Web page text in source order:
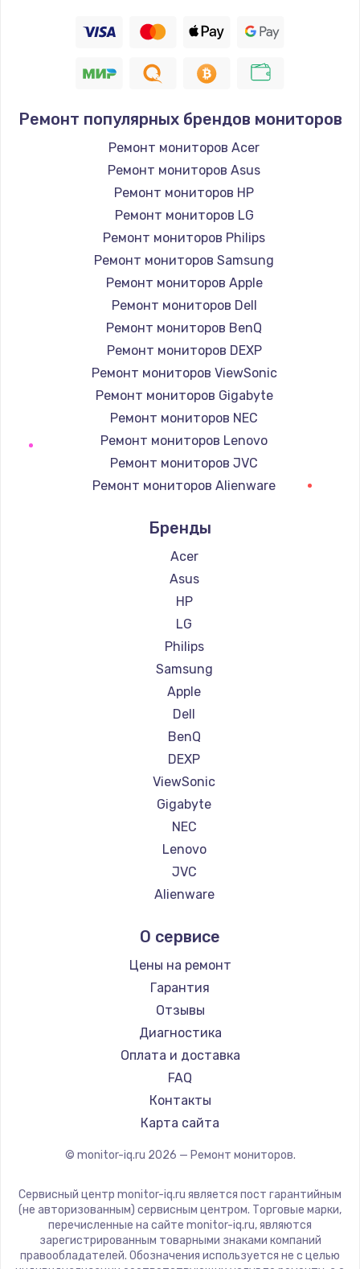
Настройка ОС
930 руб.
Чистка от пыли
1060 руб.
Заказать
Замена южного моста
1950 руб.
Заказать
Замена материнской платы
1730 руб.
Заказать
Ремонт популярных брендов мониторов
Ремонт мониторов Acer
Ремонт мониторов Asus
Ремонт мониторов HP
Ремонт мониторов LG
Ремонт мониторов Philips
Ремонт мониторов Samsung
Ремонт мониторов Apple
Ремонт мониторов Dell
Ремонт мониторов BenQ
Ремонт мониторов DEXP
Ремонт мониторов ViewSonic
Ремонт мониторов Gigabyte
Ремонт мониторов NEC
Ремонт мониторов Lenovo
Ремонт мониторов JVC
Ремонт мониторов Alienware
Ремонт мониторов Thunderobot
Ремонт мониторов Hisense
Ремонт мониторов АОС
Ремонт мониторов Ardor
Ремонт мониторов Machenike
Ремонт мониторов iru
Ремонт мониторов Titan Army
Ремонт мониторов iFFALCON
Ремонт мониторов Dahua
Бренды
Acer
Asus
HP
LG
Philips
Samsung
Apple
Dell
BenQ
DEXP
ViewSonic
Gigabyte
NEC
Lenovo
JVC
Alienware
Thunderobot
Hisense
АОС
Ardor
Machenike
iru
Titan Army
iFFALCON
Dahua
О сервисе
Цены на ремонт
Гарантия
Отзывы
Диагностика
Оплата и доставка
FAQ
Контакты
Карта сайта
© monitor-iq.ru 2026 — Ремонт мониторов.
Сервисный центр monitor-iq.ru является пост гарантийным
(не авторизованным) сервисным центром. Торговые марки,
перечисленные на сайте monitor-iq.ru, являются
зарегистрированным товарными знаками компаний
правообладателей. Обозначения используется не с целью